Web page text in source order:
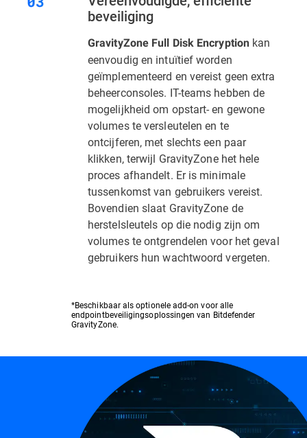
beveiliging
GravityZone Full Disk Encryption kan
eenvoudig en intuïtief worden
geïmplementeerd en vereist geen extra
beheerconsoles. IT-teams hebben de
mogelijkheid om opstart- en gewone
volumes te versleutelen en te
ontcijferen, met slechts een paar
klikken, terwijl GravityZone het hele
proces afhandelt. Er is minimale
tussenkomst van gebruikers vereist.
Bovendien slaat GravityZone de
herstelsleutels op die nodig zijn om
volumes te ontgrendelen voor het geval
gebruikers hun wachtwoord vergeten.
*Beschikbaar als optionele add-on voor alle
endpointbeveiligingsoplossingen van Bitdefender
GravityZone.